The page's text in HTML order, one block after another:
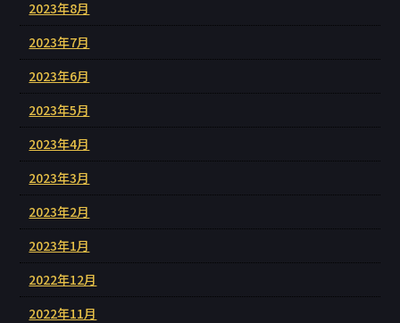
2023年8月
2023年7月
2023年6月
2023年5月
2023年4月
2023年3月
2023年2月
2023年1月
2022年12月
2022年11月